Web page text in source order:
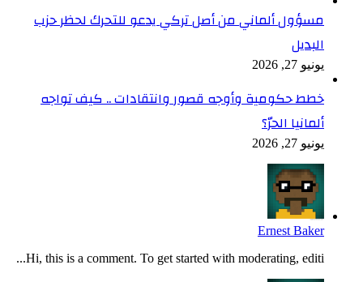
مسؤول ألماني من أصل تركي يدعو للتحرك لحظر حزب
البديل
يونيو 27, 2026
خطط حكومية وأوجه قصور وانتقادات .. كيف تواجه
ألمانيا الحرّ؟
يونيو 27, 2026
Ernest Baker
Hi, this is a comment. To get started with moderating, editi...